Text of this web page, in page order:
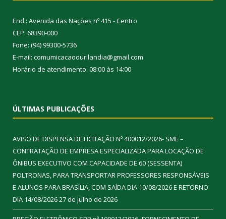
End.: Avenida das Nações nº 415 - Centro
CEP: 68390-000
Fone: (94) 99300-5736
E-mail: comumicacaoourilandia@gmail.com
Horário de atendimento: 08:00 às 14:00
ÚLTIMAS PUBLICAÇÕES
AVISO DE DISPENSA DE LICITAÇÃO Nº 400012/2026- SME –
CONTRATAÇÃO DE EMPRESA ESPECIALIZADA PARA LOCAÇÃO DE
ÔNIBUS EXECUTIVO COM CAPACIDADE DE 60 (SESSENTA)
POLTRONAS, PARA TRANSPORTAR PROFESSORES RESPONSÁVEIS
E ALUNOS PARA BRASÍLIA, COM SAÍDA DIA 10/08/2026 E RETORNO
DIA 14/08/202627 de julho de 2026